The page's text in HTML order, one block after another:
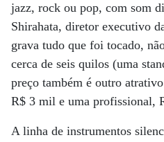
jazz, rock ou pop, com som
Shirahata, diretor executivo
grava tudo que foi tocado,
cerca de seis quilos (uma
preço também é outro
R$ 3 mil e uma profissional,
A linha de instrumentos